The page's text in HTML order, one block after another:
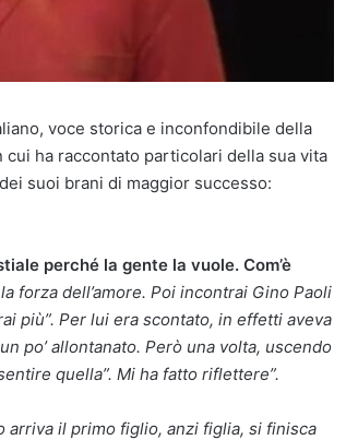
voce storica e inconfondibile della
cui ha raccontato particolari della sua vita
suoi brani di maggior successo:
perché la gente la vuole. Com’è
forza dell’amore. Poi incontrai Gino Paoli
più”. Per lui era scontato, in effetti aveva
po’ allontanato. Però una volta, uscendo
quella”. Mi ha fatto riflettere”.
arriva il primo figlio, anzi figlia, si finisca